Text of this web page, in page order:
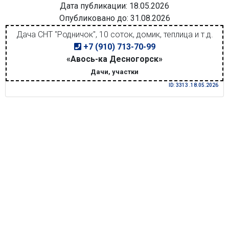
Дата публикации: 18.05.2026
Опубликовано до: 31.08.2026
Дача СНТ "Родничок", 10 соток, домик, теплица и т.д.
+7 (910) 713-70-99
«Авось-ка Десногорск»
Дачи, участки
ID: 3313 .18.05.2026